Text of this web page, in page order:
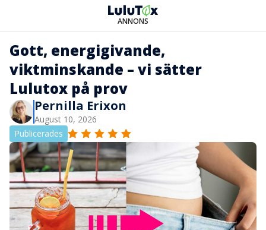
ANNONS
Gott, energigivande,
viktminskande – vi sätter
Lulutox på prov
Pernilla Erixon
August 10, 2026
Publicerades